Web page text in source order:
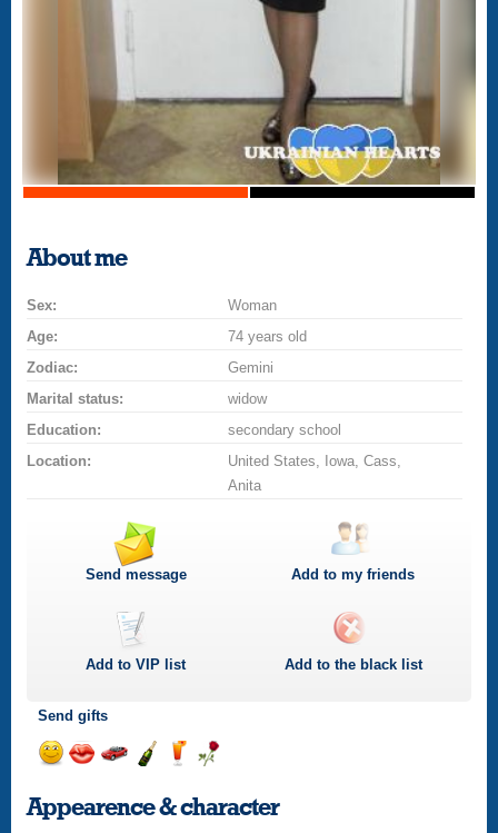
About me
Sex:
Woman
Age:
74 years old
Zodiac:
Gemini
Marital status:
widow
Education:
secondary school
Location:
United States, Iowa, Cass,
Anita
Send message Add to my friends
Add toVIP list Add to the black list
Send gifts
smile
a
champagne
drinkflower
Appearence & character